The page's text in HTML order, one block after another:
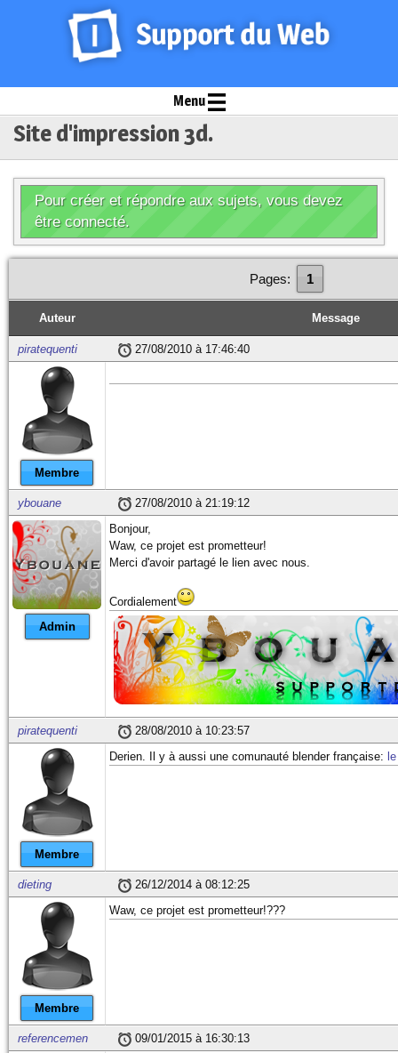
Menu
Site d'impression 3d.
Pour créer et répondre aux sujets, vous devez
être connecté.
Pages: 1
Auteur Message
piratequenti 27/08/2010 à 17:46:40
Membre
ybouane 27/08/2010 à 21:19:12
Admin
Bonjour,
Waw, ce projet est prometteur!
Merci d'avoir partagé le lien avec nous.
Cordialement
piratequenti 28/08/2010 à 10:23:57
Membre
Derien. Il y à aussi une comunauté blender française:
dieting 26/12/2014 à 08:12:25
Membre
Waw, ce projet est prometteur!???
referencemen 09/01/2015 à 16:30:13